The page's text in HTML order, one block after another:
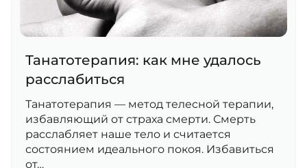
Танатотерапия: как мне удалось
расслабиться
Танатотерапия — метод телесной терапии,
избавляющий от страха смерти. Смерть
расслабляет наше тело и считается
состоянием идеального покоя. Избавиться
от…